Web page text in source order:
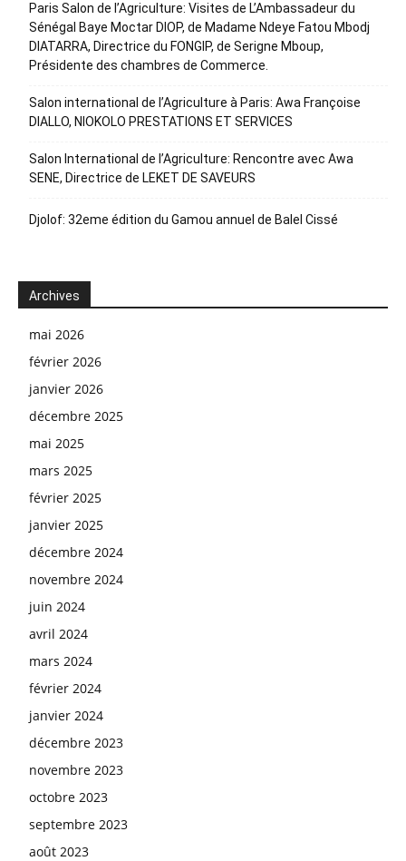
Paris Salon de l’Agriculture: Visites de L’Ambassadeur du
Sénégal Baye Moctar DIOP, de Madame Ndeye Fatou Mbodj
DIATARRA, Directrice du FONGIP, de Serigne Mboup,
Présidente des chambres de Commerce.
Salon international de l’Agriculture à Paris: Awa Françoise
DIALLO, NIOKOLO PRESTATIONS ET SERVICES
Salon International de l’Agriculture: Rencontre avec Awa
SENE, Directrice de LEKET DE SAVEURS
Djolof: 32eme édition du Gamou annuel de Balel Cissé
Archives
mai 2026
février 2026
janvier 2026
décembre 2025
mai 2025
mars 2025
février 2025
janvier 2025
décembre 2024
novembre 2024
juin 2024
avril 2024
mars 2024
février 2024
janvier 2024
décembre 2023
novembre 2023
octobre 2023
septembre 2023
août 2023